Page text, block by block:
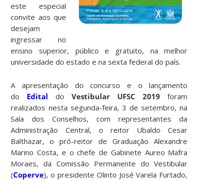
este especial
convite aos que
desejam
ingressar no
ensino superior, público e gratuito, na melhor
universidade do estado e na sexta federal do país.
A apresentação do concurso e o lançamento
do Edital doVestibular UFSC 2019 foram
realizados nesta segunda-feira, 3 de setembro, na
Sala dos Conselhos, com representantes da
Administração Central, o reitor Ubaldo Cesar
Balthazar, o pró-reitor de Graduação Alexandre
Marino Costa, e o chefe de Gabinete Aureo Mafra
Moraes, da Comissão Permanente do Vestibular
(Coperve), o presidente Olinto José Varela Furtado,